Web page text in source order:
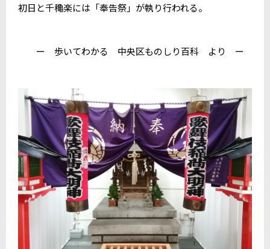
初日と千穐楽には「奉告祭」が執り行われる。
ー 歩いてわかる 中央区ものしり百科 より ー